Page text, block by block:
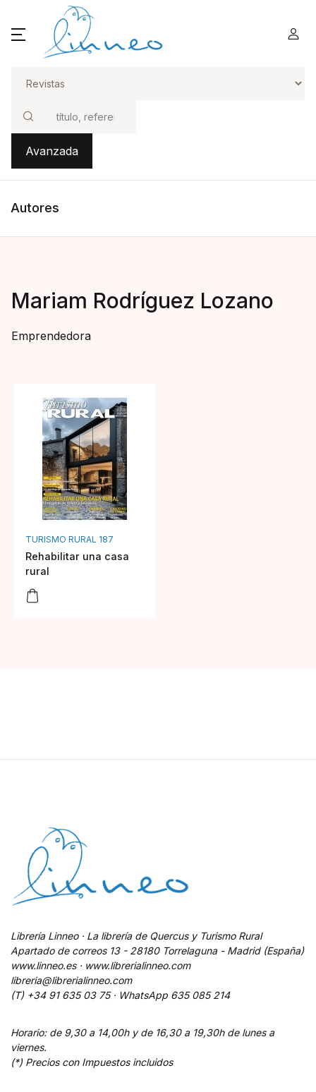
Buscar
Avanzada
Autores
Mariam Rodríguez Lozano
Emprendedora
TURISMO RURAL 187
Rehabilitar una casa
rural
Librería Linneo · La librería de Quercus y Turismo Rural
Apartado de correos 13 - 28180 Torrelaguna - Madrid (España)
www.linneo.es · www.librerialinneo.com
libreria@librerialinneo.com
(T) +34 91 635 03 75 · WhatsApp 635 085 214
Horario: de 9,30 a 14,00h y de 16,30 a 19,30h de lunes a
viernes.
(*) Precios con Impuestos incluidos